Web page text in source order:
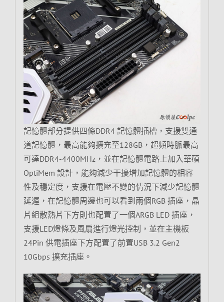
記憶體部分提供四條DDR4 記憶體插槽，支援雙通
道記憶體，最高能夠擴充至128GB，超頻時脈最高
可達DDR4-4400MHz，並在記憶體電路上加入華碩
OptiMem 設計，能夠減少干擾增加記憶體的相容
性及穩定度，支援在電壓不變的情況下減少記憶體
延遲，在記憶體周邊也可以看到兩個RGB 插座，晶
片組散熱片下方則也配置了一個ARGB LED 插座，
支援LED燈條及風扇進行燈光控制，並在主機板
24Pin 供電插座下方配置了前置USB 3.2 Gen2
10Gbps 擴充插座。